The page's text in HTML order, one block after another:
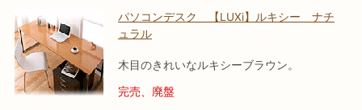
パソコンデスク 【LUXi】ルキシー ナチ
ュラル
木目のきれいなルキシーブラウン。
完売、廃盤